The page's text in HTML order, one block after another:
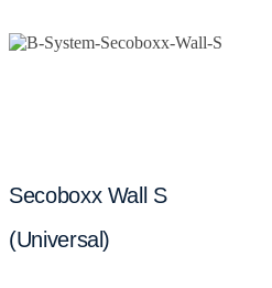
Secoboxx Wall S
(Universal)